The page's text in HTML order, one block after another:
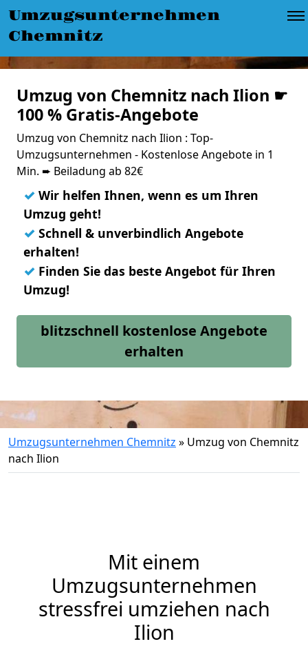
Umzugsunternehmen
Chemnitz
Umzug von Chemnitz nach Ilion ☛
100 % Gratis-Angebote
Umzug von Chemnitz nach Ilion : Top-
Umzugsunternehmen - Kostenlose Angebote in 1
Min. ➨ Beiladung ab 82€
✓ Wir helfen Ihnen, wenn es um Ihren
Umzug geht!
✓ Schnell & unverbindlich Angebote
erhalten!
✓ Finden Sie das beste Angebot für Ihren
Umzug!
blitzschnell kostenlose Angebote
erhalten
Umzugsunternehmen Chemnitz » Umzug von Chemnitz
nach Ilion
Mit einem
Umzugsunternehmen
stressfrei umziehen nach
Ilion